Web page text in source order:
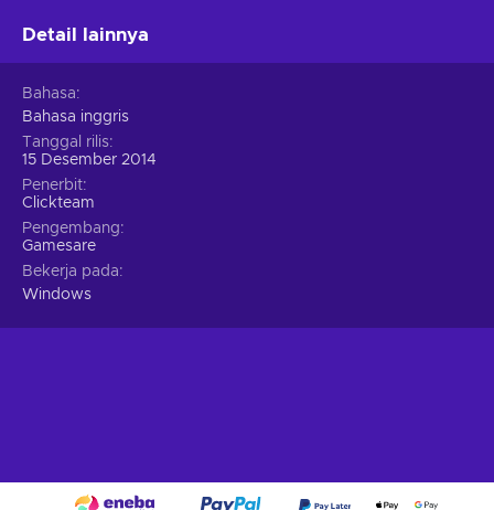
Detail lainnya
Bahasa
Bahasa inggris
Tanggal rilis
15 Desember 2014
Penerbit
Clickteam
Pengembang
Gamesare
Bekerja pada
Windows